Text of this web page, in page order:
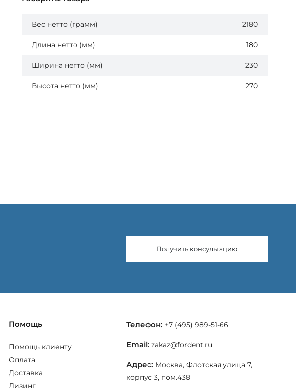
Вес нетто (грамм) 2180
Длина нетто (мм) 180
Ширина нетто (мм) 230
Высота нетто (мм) 270
Получить консультацию
Помощь
Помощь клиенту
Оплата
Доставка
Лизинг
Телефон: +7 (495) 989-51-66
Email: zakaz@fordent.ru
Адрес: Москва, Флотская улица 7,
корпус 3, пом.438